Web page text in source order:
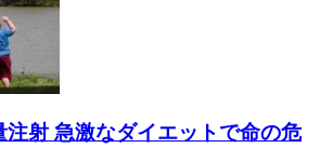
注射 急激なダイエットで命の危